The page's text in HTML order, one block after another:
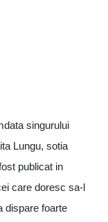
singurului
Lungu, sotia
publicat in
care doresc sa-l
dispare foarte